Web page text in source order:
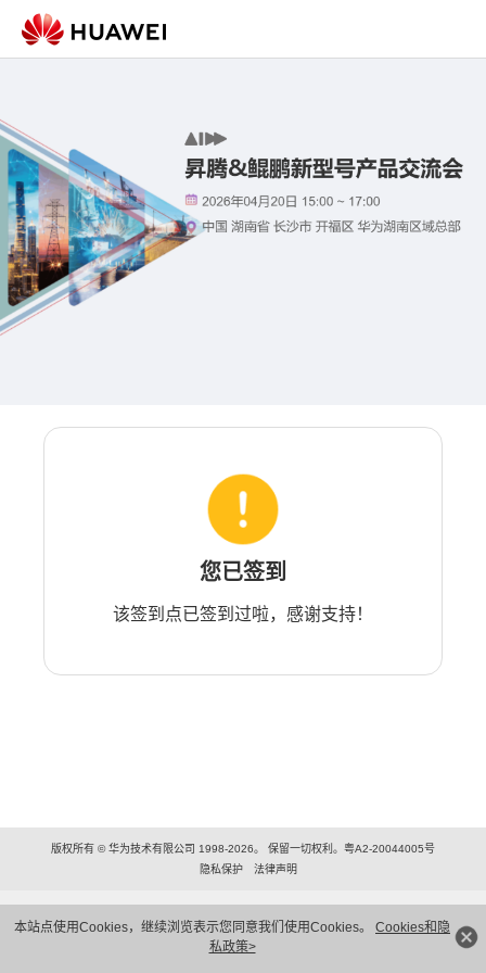
本站点使用Cookies，继续浏览表示您同意我们使用Cookies。 Cookies和隐
私政策>
您已签到
该签到点已签到过啦，感谢支持！
版权所有 © 华为技术有限公司 1998-2026。 保留一切权利。粤A2-20044005号
隐私保护
法律声明